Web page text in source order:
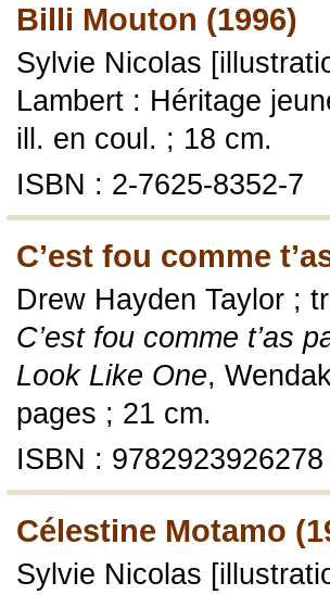
Billi Mouton (1996)
Sylvie Nicolas
Lambert : Héritage
ill. en coul. ; 18 cm.
ISBN : 2-7625-8352-7
C’est fou comme
Drew Hayden Taylor ;
C’est fou comme t’as
Look Like One,
pages ; 21 cm.
ISBN : 9782923926278
Célestine Motamo
Sylvie Nicolas